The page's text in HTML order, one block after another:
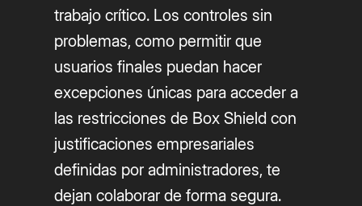
trabajo crítico. Los controles sin
problemas, como permitir que
usuarios finales puedan hacer
excepciones únicas para acceder a
las restricciones de Box Shield con
justificaciones empresariales
definidas por administradores, te
dejan colaborar de forma segura.